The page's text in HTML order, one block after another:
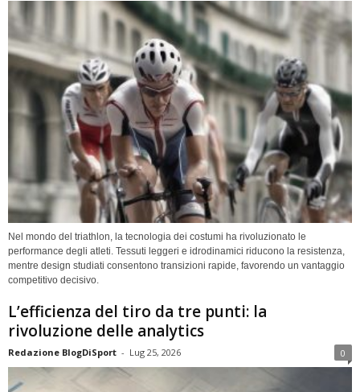
Nel mondo del triathlon, la tecnologia dei costumi ha rivoluzionato le
performance degli atleti. Tessuti leggeri e idrodinamici riducono la resistenza,
mentre design studiati consentono transizioni rapide, favorendo un vantaggio
competitivo decisivo.
L’efficienza del tiro da tre punti: la
rivoluzione delle analytics
Redazione BlogDiSport - Lug 25, 2026 0